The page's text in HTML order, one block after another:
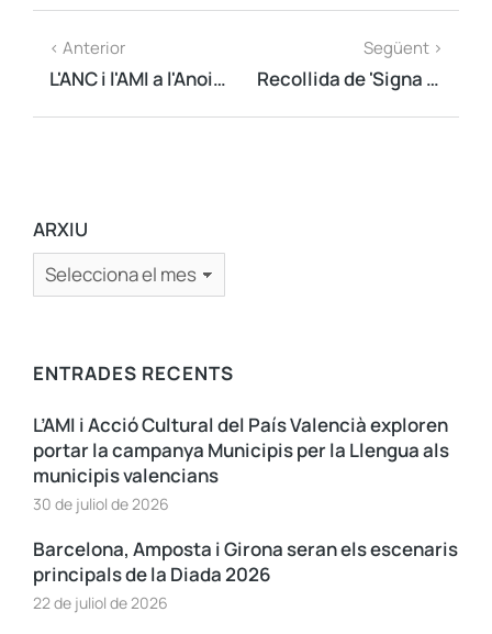
< Anterior
L'ANC i l'AMI a l'Anoia, mobilitzada per impulsar el 'Signa un vot'
Següent >
Recollida de 'Signa un vot per la independència' del 22 i 23 de març
ARXIU
ENTRADES RECENTS
L’AMI i Acció Cultural del País Valencià exploren
portar la campanya Municipis per la Llengua als
municipis valencians
30 de juliol de 2026
Barcelona, Amposta i Girona seran els escenaris
principals de la Diada 2026
22 de juliol de 2026